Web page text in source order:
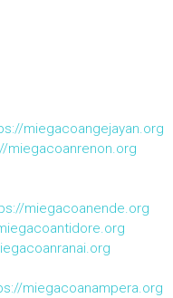
miegacoangejayan.org
miegacoanrenon.org
miegacoanende.org
miegacoanampera.org